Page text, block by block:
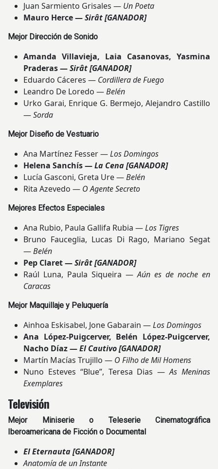
Juan Sarmiento Grisales — Un Poeta
Mauro Herce —Sirât[GANADOR]
Mejor Dirección de Sonido
Amanda Villavieja, Laia Casanovas, Yasmina
Praderas —Sirât[GANADOR]
Eduardo Cáceres — Cordillera de Fuego
Leandro De Loredo —Belén
Urko Garai, Enrique G. Bermejo, Alejandro Castillo
—Sorda
Mejor Diseño de Vestuario
Ana Martínez Fesser —Los Domingos
Helena Sanchís —La Cena[GANADOR]
Lucía Gasconi, Greta Ure —Belén
Rita Azevedo — O Agente Secreto
Mejores Efectos Especiales
Ana Rubio, Paula Gallifa Rubia —Los Tigres
Bruno Fauceglia, Lucas Di Rago, Mariano Segat
—Belén
Pep Claret —Sirât[GANADOR]
Raúl Luna, Paula Siqueira —Aún es de noche en
Caracas
Mejor Maquillaje y Peluquería
Ainhoa Eskisabel, Jone Gabarain —Los Domingos
Ana López-Puigcerver, Belén López-Puigcerver,
Nacho Díaz —El Cautivo[GANADOR]
Martín Macías Trujillo — O Filho de Mil Homens
Nuno Esteves “Blue”, Teresa Dias —As Meninas
Exemplares
Televisión
Mejor Miniserie o Teleserie Cinematográfica
Iberoamericana de Ficción o Documental
El Eternauta[GANADOR]
Anatomía de un Instante